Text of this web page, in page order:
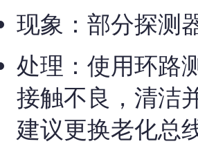
现象：部分探测
处理：使用环路
接触不良，清洁
建议更换老化总